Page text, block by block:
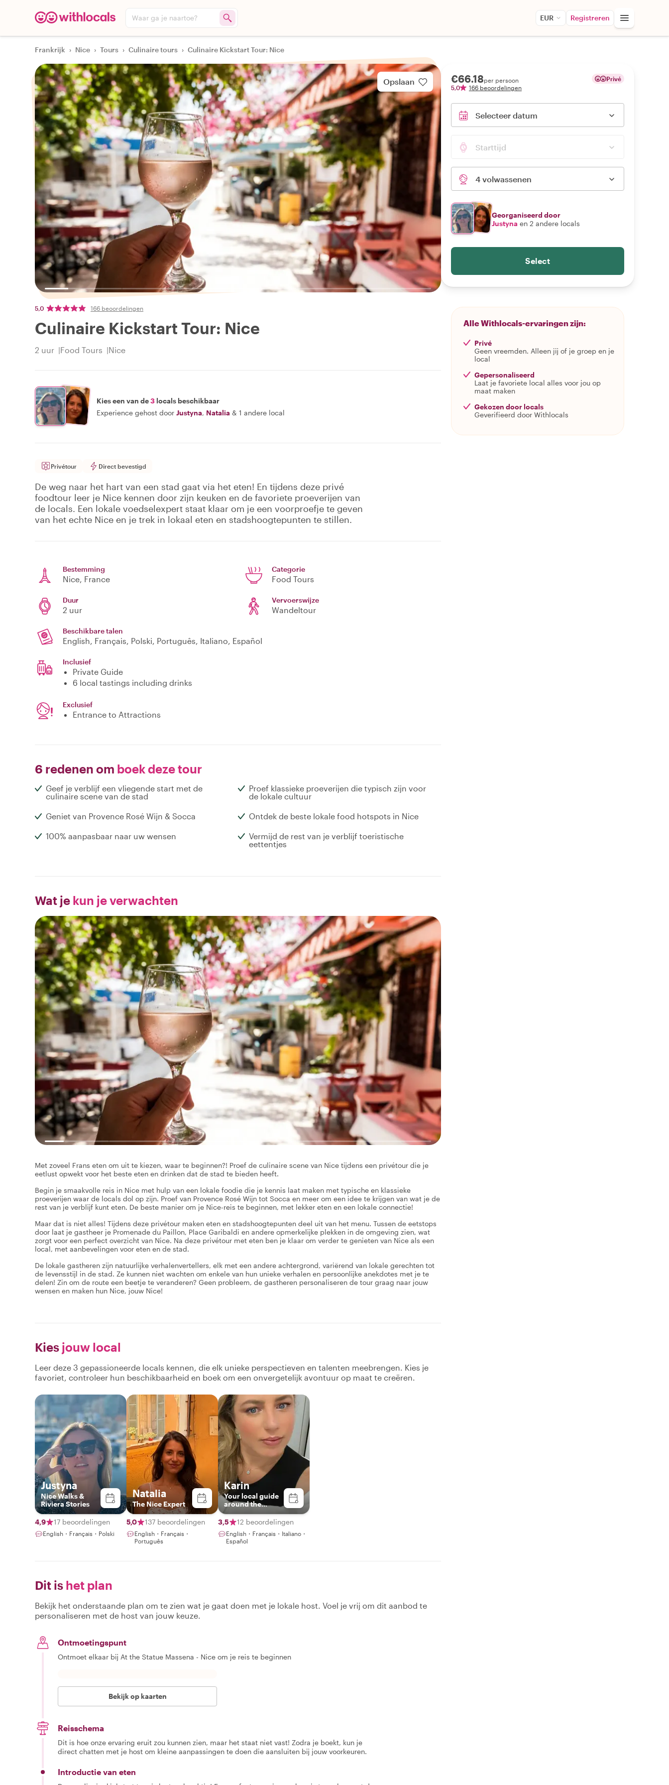
Waar ga je naartoe? EUR Registreren
Frankrijk › Nice › Tours › Culinaire tours › Culinaire Kickstart Tour: Nice
Opslaan
5,0 166 beoordelingen
Culinaire Kickstart Tour: Nice
2 uur Food Tours Nice
Kies een van de3 locals beschikbaar
Experience gehost door Justyna, Natalia & 1 andere local
Privétour Direct bevestigd
De weg naar het hart van een stad gaat via het eten! En tijdens deze privé
foodtour leer je Nice kennen door zijn keuken en de favoriete proeverijen van
de locals. Een lokale voedselexpert staat klaar om je een voorproefje te geven
van het echte Nice en je trek in lokaal eten en stadshoogtepunten te stillen.
Bestemming
Nice, France
Categorie
Food Tours
Duur
2 uur
Vervoerswijze
Wandeltour
Beschikbare talen
English, Français, Polski, Português, Italiano, Español
Inclusief
Private Guide
6 local tastings including drinks
Exclusief
Entrance to Attractions
6 redenen om boek deze tour
Geef je verblijf een vliegende start met de
culinaire scene van de stad
Proef klassieke proeverijen die typisch zijn voor
de lokale cultuur
Geniet van Provence Rosé Wijn & Socca Ontdek de beste lokale food hotspots in Nice
100% aanpasbaar naar uw wensen
Vermijd de rest van je verblijf toeristische
eettentjes
Wat je kun je verwachten
Met zoveel Frans eten om uit te kiezen, waar te beginnen?! Proef de culinaire scene van Nice tijdens een privétour die je
eetlust opwekt voor het beste eten en drinken dat de stad te bieden heeft.
Begin je smaakvolle reis in Nice met hulp van een lokale foodie die je kennis laat maken met typische en klassieke
proeverijen waar de locals dol op zijn. Proef van Provence Rosé Wijn tot Socca en meer om een idee te krijgen van wat je de
rest van je verblijf kunt eten. De beste manier om je Nice-reis te beginnen, met lekker eten en een lokale connectie!
Maar dat is niet alles! Tijdens deze privétour maken eten en stadshoogtepunten deel uit van het menu. Tussen de eetstops
door laat je gastheer je Promenade du Paillon, Place Garibaldi en andere opmerkelijke plekken in de omgeving zien, wat
zorgt voor een perfect overzicht van Nice. Na deze privétour met eten ben je klaar om verder te genieten van Nice als een
local, met aanbevelingen voor eten en de stad.
De lokale gastheren zijn natuurlijke verhalenvertellers, elk met een andere achtergrond, variërend van lokale gerechten tot
de levensstijl in de stad. Ze kunnen niet wachten om enkele van hun unieke verhalen en persoonlijke anekdotes met je te
delen! Zin om de route een beetje te veranderen? Geen probleem, de gastheren personaliseren de tour graag naar jouw
wensen en maken hun Nice, jouw Nice!
Kies jouw local
Leer deze 3 gepassioneerde locals kennen, die elk unieke perspectieven en talenten meebrengen. Kies je
favoriet, controleer hun beschikbaarheid en boek om een onvergetelijk avontuur op maat te creëren.
Justyna
Nice Walks &
Riviera Stories
4,9 17 beoordelingen
English・Français・Polski
Natalia
The Nice Expert
5,0 137 beoordelingen
English・Français・
Português
Karin
Your local guide
around the
French Riviera
Riviera
3,5 12 beoordelingen
English・Français・Italiano・
Español
Dit is het plan
Bekijk het onderstaande plan om te zien wat je gaat doen met je lokale host. Voel je vrij om dit aanbod te
personaliseren met de host van jouw keuze.
Ontmoetingspunt
Ontmoet elkaar bij At the Statue Massena - Nice om je reis te beginnen
Bekijk op kaarten
Reisschema
Dit is hoe onze ervaring eruit zou kunnen zien, maar het staat niet vast! Zodra je boekt, kun je
direct chatten met je host om kleine aanpassingen te doen die aansluiten bij jouw voorkeuren.
Introductie van eten
€66.18per persoon
5,0
166 beoordelingen
Privé
Selecteer datum
Starttijd
4 volwassenen
Georganiseerd door
Justyna en 2 andere locals
Select
Alle Withlocals-ervaringen zijn:
Privé
Geen vreemden. Alleen jij of je groep en je
local
Gepersonaliseerd
Laat je favoriete local alles voor jou op
maat maken
Gekozen door locals
Geverifieerd door Withlocals